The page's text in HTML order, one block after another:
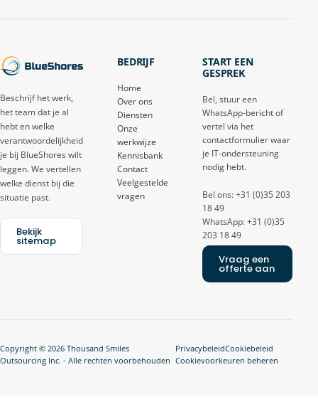
Beschrijf het werk,
het team dat je al
hebt en welke
verantwoordelijkheid
je bij BlueShores wilt
leggen. We vertellen
welke dienst bij die
situatie past.
Bekijk
sitemap
BEDRIJF
Home
Over ons
Diensten
Onze
werkwijze
Kennisbank
Contact
Veelgestelde
vragen
START EEN
GESPREK
Bel, stuur een
WhatsApp-bericht of
vertel via het
contactformulier waar
je IT-ondersteuning
nodig hebt.
Bel ons: +31 (0)35 203
18 49
WhatsApp: +31 (0)35
203 18 49
Vraag een
offerte aan
Copyright © 2026 Thousand Smiles
Outsourcing Inc. - Alle rechten voorbehouden
PrivacybeleidCookiebeleid
Cookievoorkeuren beheren